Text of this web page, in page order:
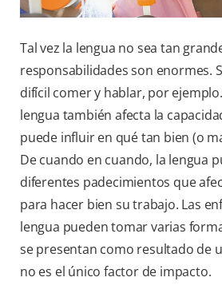
Tal vez la lengua no sea tan
responsabilidades son enormes.
difícil comer y hablar, por
lengua también afecta la
puede influir en qué tan bien (o
De cuando en cuando, la lengua
diferentes padecimientos que
para hacer bien su trabajo. Las
lengua pueden tomar varias
se presentan como resultado de
no es el único factor de impacto.